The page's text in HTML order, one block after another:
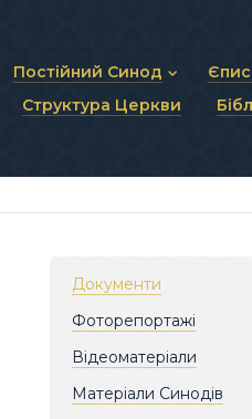
Постійний Синод
Статут Постійного Синоду
Структура Церкви
Документи
Фоторепортажі
Відеоматеріали
Матеріали Синодів